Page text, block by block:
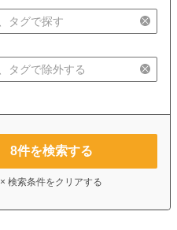
8件を検索する
× 検索条件をクリアする